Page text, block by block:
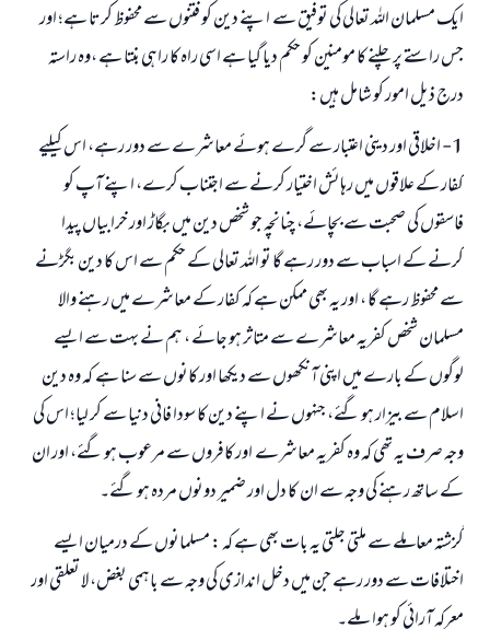
ایک مسلمان اللہ تعالی کی توفیق سے اپنے دین کو فتنوں سے محفوظ کرتا ہے؛ اور
جس راستے پر چلنے کا مومنین کو حکم دیا گیا ہے اسی راہ کا راہی بنتا ہے ،وہ راستہ
درج ذیل امور کو شامل ہیں:
1- اخلاقی اور دینی اعتبار سے گرے ہوئے معاشرے سے دور رہے، اس کیلیے
کفار کے علاقوں میں رہائش اختیار کرنے سے اجتناب کرے، اپنے آپ کو
فاسقوں کی صحبت سے بچائے، چنانچہ جو شخص دین میں بگاڑ اور خرابیاں پیدا
کرنے کے اسباب سے دور رہے گا تو اللہ تعالی کے حکم سے اس کا دین بگڑنے
سے محفوظ رہے گا ، اور یہ بھی ممکن ہے کہ کفار کے معاشرے میں رہنے والا
مسلمان شخص کفریہ معاشرے سے متاثر ہو جائے ، ہم نے بہت سے ایسے
لوگوں کے بارے میں اپنی آنکھوں سے دیکھا اور کانوں سے سنا ہے کہ وہ دین
اسلام سے بیزار ہو گئے، جنہوں نے اپنے دین کا سودا فانی دنیا سے کر لیا؛ اس کی
وجہ صرف یہ تھی کہ وہ کفریہ معاشرے اور کافروں سے مرعوب ہو گئے، اور ان
کے ساتھ رہنے کی وجہ سے ان کا دل اور ضمیر دونوں مردہ ہو گئے۔
گزشتہ معاملے سے ملتی جلتی یہ بات بھی ہے کہ : مسلمانوں کے درمیان ایسے
اختلافات سے دور رہے جن میں دخل اندازی کی وجہ سے باہمی بغض، لا تعلقی اور
معرکہ آرائی کو ہوا ملے۔